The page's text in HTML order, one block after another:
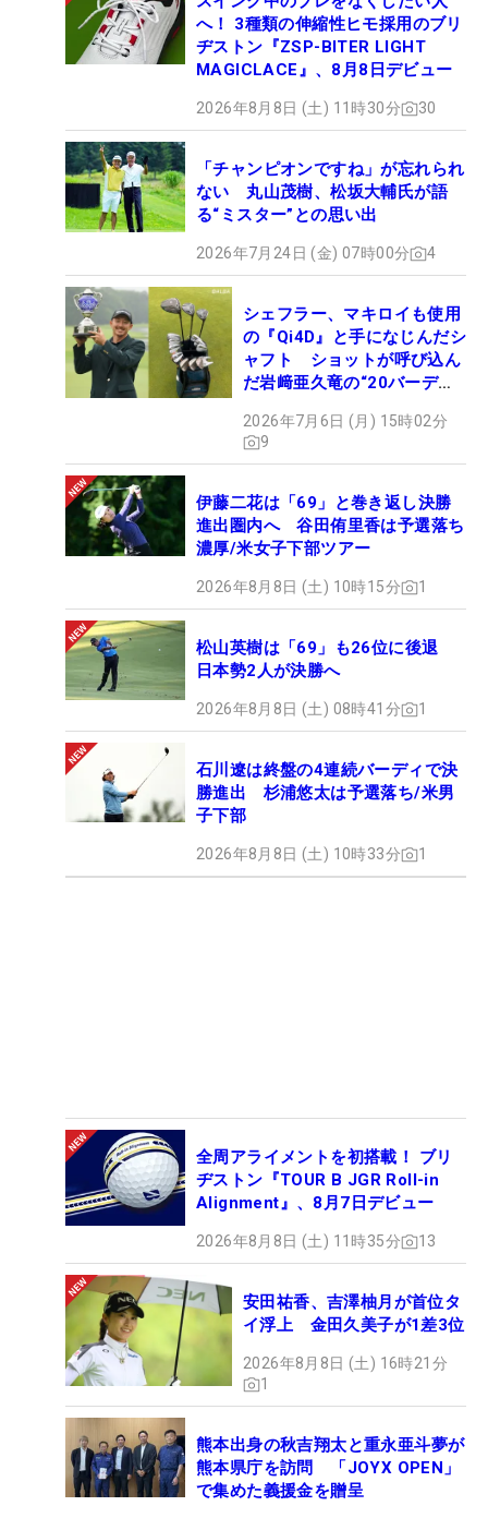
へ！ 3種類の伸縮性ヒモ採用のブリ
ヂストン『ZSP-BITER LIGHT
MAGICLACE』、8月8日デビュー
2026年8月8日 (土) 11時30分 30
「チャンピオンですね」が忘れられ
ない 丸山茂樹、松坂大輔氏が語
る“ミスター”との思い出
2026年7月24日 (金) 07時00分 4
シェフラー、マキロイも使用
の『Qi4D』と手になじんだシ
ャフト ショットが呼び込ん
だ岩﨑亜久竜の“20バーデ
2026年7月6日 (月) 15時02分
9
伊藤二花は「69」と巻き返し決勝
進出圏内へ 谷田侑里香は予選落ち
濃厚/米女子下部ツアー
2026年8月8日 (土) 10時15分 1
松山英樹は「69」も26位に後退
日本勢2人が決勝へ
2026年8月8日 (土) 08時41分 1
石川遼は終盤の4連続バーディで決
勝進出 杉浦悠太は予選落ち/米男
子下部
2026年8月8日 (土) 10時33分 1
全周アライメントを初搭載！ ブリ
ヂストン『TOUR B JGR Roll-in
Alignment』、8月7日デビュー
2026年8月8日 (土) 11時35分 13
安田祐香、吉澤柚月が首位タ
イ浮上 金田久美子が1差3位
2026年8月8日 (土) 16時21分
1
熊本出身の秋吉翔太と重永亜斗夢が
熊本県庁を訪問 「JOYX OPEN」
で集めた義援金を贈呈